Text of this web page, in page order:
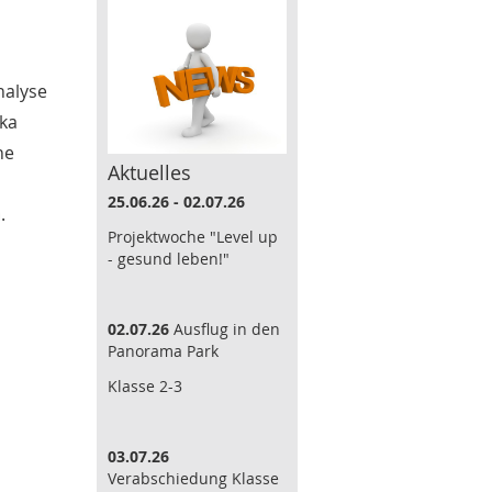
Aktuelles
25.06.26 - 02.07.26
Projektwoche "Level up
- gesund leben!"
02.07.26 Ausflug in den
Panorama Park
Klasse 2-3
03.07.26
Verabschiedung Klasse